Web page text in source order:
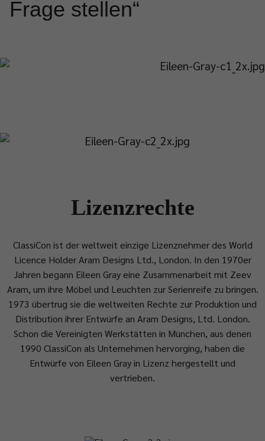
Frage stellen
Lizenzrechte
ClassiCon ist der weltweit einzige Lizenznehmer des World
Licence Holder Aram Designs Ltd., London. In den 1970er
Jahren begann Eileen Gray eine Zusammenarbeit mit Zeev
Aram, um ihre Möbel und Leuchten zur Serienreife zu bringen.
1973 übertrug sie die weltweiten Rechte zur Produktion und
Distribution ihrer Entwürfe an Aram Designs, Ltd. London.
Schon die Vereinigten Werkstätten in München, aus denen
1990 ClassiCon als Unternehmen hervorging, haben die
Entwürfe von Eileen Gray in Lizenz hergestellt und
vertrieben.